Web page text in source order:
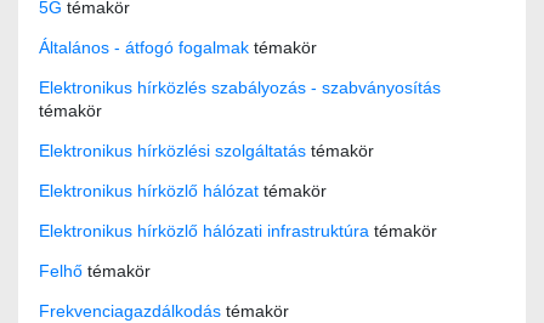
5G témakör
Általános - átfogó fogalmak témakör
Elektronikus hírközlés szabályozás - szabványosítás
témakör
Elektronikus hírközlési szolgáltatás témakör
Elektronikus hírközlő hálózat témakör
Elektronikus hírközlő hálózati infrastruktúra témakör
Felhő témakör
Frekvenciagazdálkodás témakör